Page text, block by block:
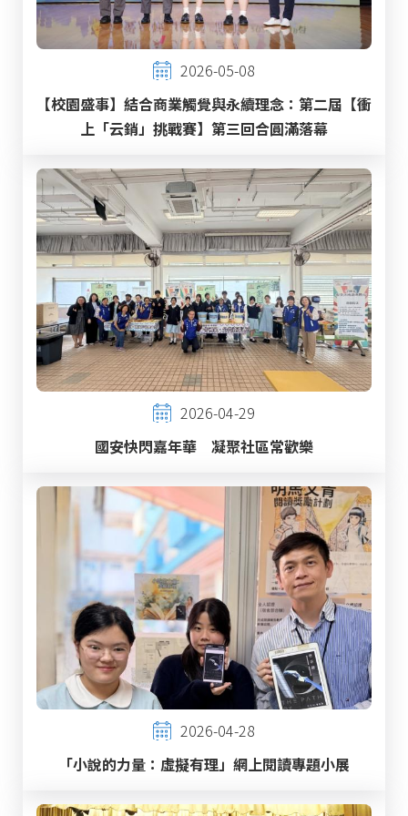
2026-05-08
【校園盛事】結合商業觸覺與永續理念：第二屆【衝
上「云銷」挑戰賽】第三回合圓滿落幕
2026-04-29
國安快閃嘉年華 凝聚社區常歡樂
2026-04-28
「小說的力量：虛擬有理」網上閱讀專題小展